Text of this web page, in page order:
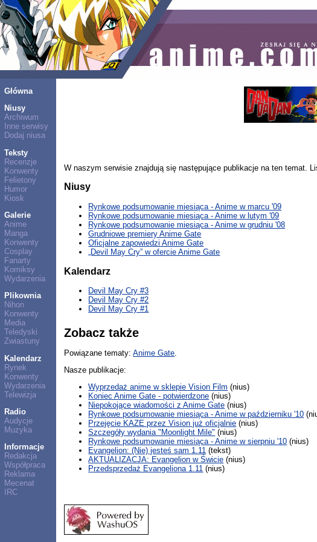
Główna
Niusy
Archiwum
Inne serwisy
Dodaj niusa
Teksty
Recenzje
Konwenty
Felietony
Humor
Kiosk
Galerie
Anime
Manga
Konwenty
Cosplay
Fanarty
Komiksy
Wydarzenia
Plikownia
Nihon
Konwenty
Media
Teledyski
Zwiastuny
Kalendarz
Rynek
Konwenty
Wydarzenia
Telewizja
Radio
Audycje
Muzyka
Informacje
Redakcja
Współpraca
Reklama
Mecenat
IRC
W naszym serwisie znajdują się następujące publikacje na ten temat.
Niusy
Rynkowe podsumowanie miesiąca - Anime w marcu '09
Rynkowe podsumowanie miesiąca - Anime w lutym '09
Rynkowe podsumowanie miesiąca - Anime w grudniu '08
Grudniowe premiery Anime Gate
Oficjalne zapowiedzi Anime Gate
„Devil May Cry” w ofercie Anime Gate
Kalendarz
Devil May Cry #3
Devil May Cry #2
Devil May Cry #1
Zobacz także
Powiązane tematy:Anime Gate
Nasze publikacje:
Wyprzedaż anime w sklepie Vision Film (nius)
Koniec Anime Gate - potwierdzone (nius)
Niepokojące wiadomości z Anime Gate (nius)
Rynkowe podsumowanie miesiąca - Anime w październiku '10
Przejęcie KAZE przez Vision już oficjalnie (nius)
Szczegóły wydania "Moonlight Mile" (nius)
Rynkowe podsumowanie miesiąca - Anime w sierpniu '10 (nius)
Evangelion: (Nie) jesteś sam 1.11 (tekst)
AKTUALIZACJA: Evangelion w Świcie (nius)
Przedsprzedaż Evangeliona 1.11 (nius)